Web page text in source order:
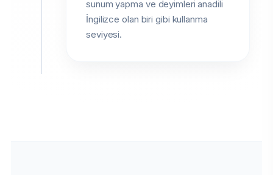
sunum yapma ve deyimleri anadili
İngilizce olan biri gibi kullanma
seviyesi.